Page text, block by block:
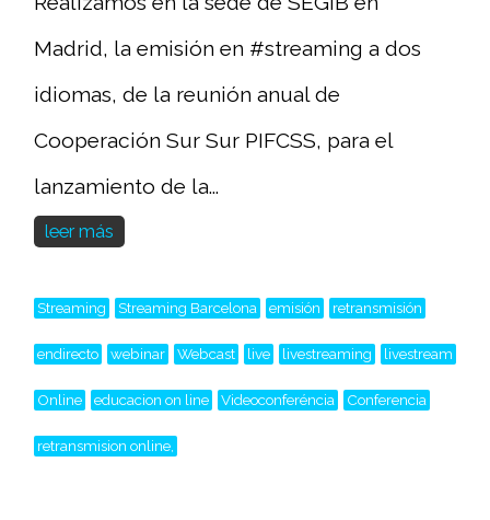
Madrid, la emisión en #streaming a dos
idiomas, de la reunión anual de
Cooperación Sur Sur PIFCSS, para el
lanzamiento de la...
leer más
Streaming Streaming Barcelona emisión retransmisión
endirecto webinar Webcast live livestreaming livestream
Online educacion on line Videoconferéncia Conferencia
retransmision online,